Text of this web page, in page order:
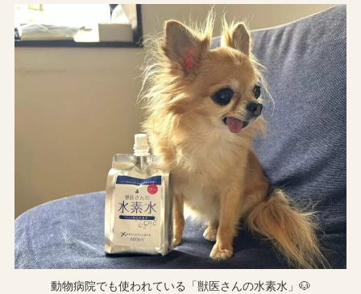
動物病院でも使われている「獣医さんの水素水」🐶